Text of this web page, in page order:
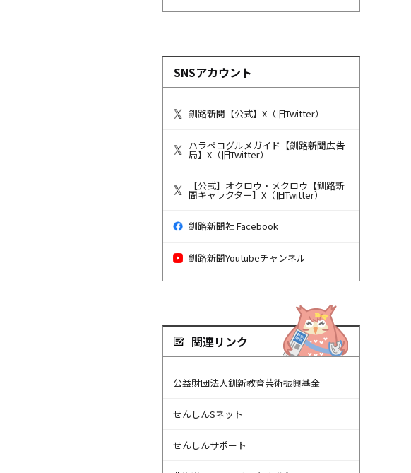
SNSアカウント
釧路新聞【公式】X（旧Twitter）
ハラペコグルメガイド【釧路新聞広告
局】X（旧Twitter）
【公式】オクロウ・メクロウ【釧路新
聞キャラクター】X（旧Twitter）
釧路新聞社 Facebook
釧路新聞Youtubeチャンネル
関連リンク
公益財団法人釧新教育芸術振興基金
せんしんSネット
せんしんサポート